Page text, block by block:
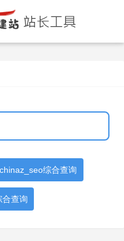
chinaz_seo综合查询
查询